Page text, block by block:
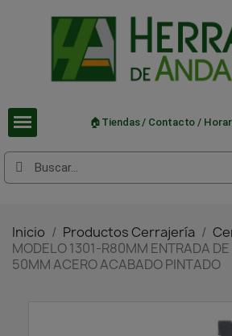
🏠Tiendas / Contacto /
Inicio Productos Cerrajería
MODELO 1301-R80MM ENTRADA
50MM ACERO ACABADO PINTADO